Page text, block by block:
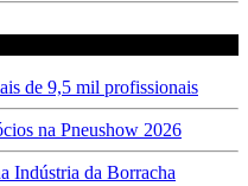
de 9,5 mil profissionais
na Pneushow 2026
Indústria da Borracha